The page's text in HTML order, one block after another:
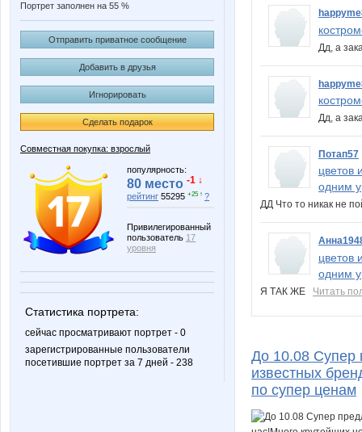
Портрет заполнен на 55 %
Отправить приватное сообщение
Добавить в друзья
Игнорировать
Сделать подарок
Совместная покупка: взрослый
популярность:
80 место -1 ↓
рейтинг 55295 +25 ↑ ?
Привилегированный
пользователь 17
уровня
Статистика портрета:
сейчас просматривают портрет - 0
зарегистрированные пользователи
посетившие портрет за 7 дней - 238
Дд, а
Дд, а
Потап57
цветов
одним
ДД Что то никак не
цветов
одним
Я ТАК ЖЕ Читать
До 10.08 Супер
известных
по супер ценам